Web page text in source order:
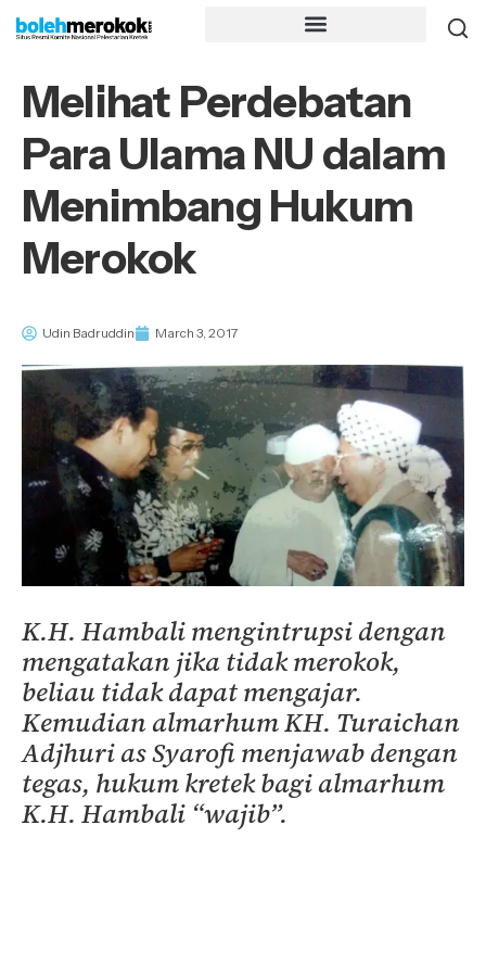
Melihat Perdebatan
Para Ulama NU dalam
Menimbang Hukum
Merokok
Udin Badruddin March 3, 2017
K.H. Hambali mengintrupsi dengan
mengatakan jika tidak merokok,
beliau tidak dapat mengajar.
Kemudian almarhum KH. Turaichan
Adjhuri as Syarofi menjawab dengan
tegas, hukum kretek bagi almarhum
K.H. Hambali “wajib”.